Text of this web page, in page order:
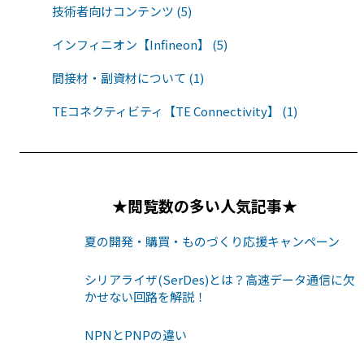
技術者向けコンテンツ (5)
インフィニオン【Infineon】 (5)
間接材・副資材について (1)
TEコネクティビティ【TE Connectivity】 (1)
★閲覧数の多い人気記事★
夏の開発・購買・ものづくり応援キャンペーン
シリアライザ(SerDes)とは？高速データ通信に欠
かせない回路を解説！
NPNとPNPの違い